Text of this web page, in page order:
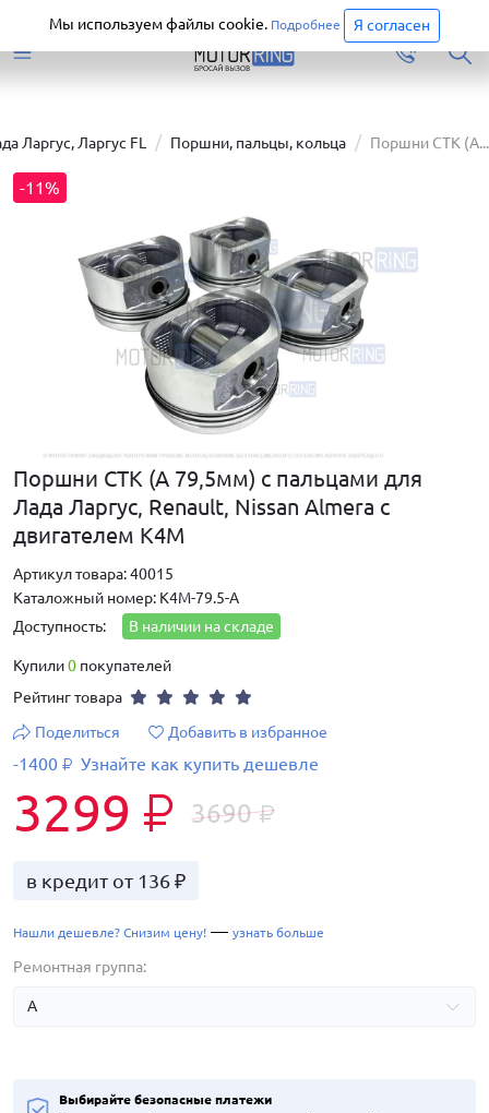
Перейти
Ларгус, Ларгус FL Поршни, пальцы, кольца Поршни СТК (A...
-11%
Поршни СТК (A 79,5мм) с пальцами для
Лада Ларгус, Renault, Nissan Almera с
двигателем K4M
Артикул товара: 40015
Каталожный номер: К4М-79.5-A
Доступность:
В наличии на складе
Купили0 покупателей
Рейтинг товара
Поделиться
Добавить в избранное
-1400 ₽ Узнайте как купить дешевле
3299 ₽ 3690₽
в кредит от 136 ₽
Нашли дешевле? Снизим цену! — узнать больше
Ремонтная группа:
Выбирайте безопасные платежи
Мы используем файлы cookie. Подробнее Я согласен